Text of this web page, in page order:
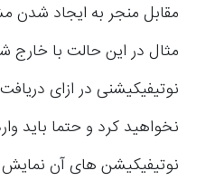
مقابل منجر به ایجاد شدن
مثال در این حالت با خارج
نوتیفیکیشنی در ازای
نخواهید کرد و حتما باید
نوتیفیکیشن های آن